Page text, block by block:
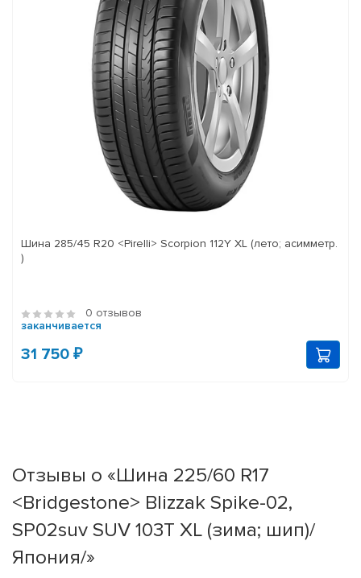
Шина 285/45 R20 <Pirelli> Scorpion 112Y XL (лето; асимметр.
)
0 отзывов
заканчивается
31 750 ₽
Отзывы о «Шина 225/60 R17
<Bridgestone> Blizzak Spike-02,
SP02suv SUV 103T XL (зима; шип)/
Япония/»